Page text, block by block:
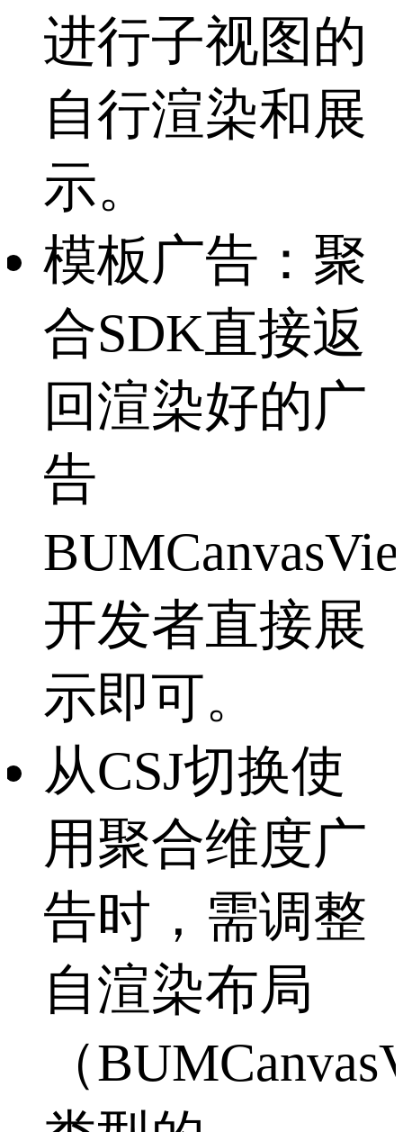
进行子视图的
自行渲染和展
示。
模板广告：聚
合SDK直接返
回渲染好的广
告
开发者直接展
示即可。
从CSJ切换使
用聚合维度广
告时，需调整
自渲染布局
（